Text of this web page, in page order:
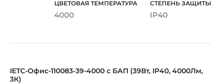
4000 IP40
IETC-Офис-110083-39-4000 с БАП (39Вт, IP40, 4000Лм,
3К)